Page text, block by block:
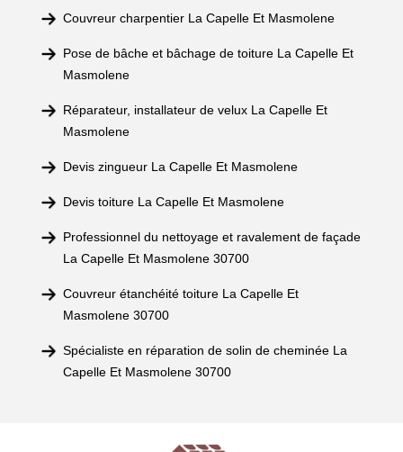
Couvreur charpentier La Capelle Et Masmolene
Pose de bâche et bâchage de toiture La Capelle Et
Masmolene
Réparateur, installateur de velux La Capelle Et
Masmolene
Devis zingueur La Capelle Et Masmolene
Devis toiture La Capelle Et Masmolene
Professionnel du nettoyage et ravalement de façade
La Capelle Et Masmolene 30700
Couvreur étanchéité toiture La Capelle Et
Masmolene 30700
Spécialiste en réparation de solin de cheminée La
Capelle Et Masmolene 30700